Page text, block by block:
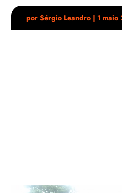
porSérgio Leandro | 1 maio